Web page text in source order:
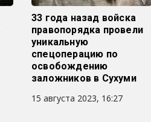
33 года назад войска
правопорядка провели
уникальную
спецоперацию по
освобождению
заложников в Сухуми
15 августа 2023, 16:27